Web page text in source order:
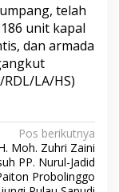
telah
unit kapal
dan armada
LA/HS)
Pos berikutnya
Moh. Zuhri Zaini
PP. Nurul-Jadid
Probolinggo